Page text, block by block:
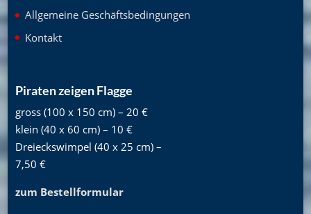
Allgemeine Geschäftsbedingungen
Kontakt
Piraten zeigen Flagge
gross (100 x 150 cm) – 20 €
klein (40 x 60 cm) – 10 €
Dreieckswimpel (40 x 25 cm) –
7,50 €
zum Bestellformular